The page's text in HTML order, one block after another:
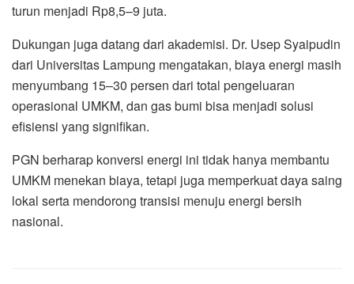
turun menjadi Rp8,5–9 juta.
Dukungan juga datang dari akademisi. Dr. Usep Syaipudin
dari Universitas Lampung mengatakan, biaya energi masih
menyumbang 15–30 persen dari total pengeluaran
operasional UMKM, dan gas bumi bisa menjadi solusi
efisiensi yang signifikan.
PGN berharap konversi energi ini tidak hanya membantu
UMKM menekan biaya, tetapi juga memperkuat daya saing
lokal serta mendorong transisi menuju energi bersih
nasional.